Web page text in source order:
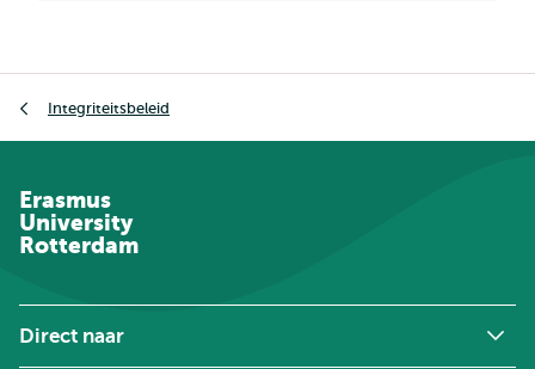
Integriteitsbeleid
Erasmus
University
Rotterdam
Direct naar